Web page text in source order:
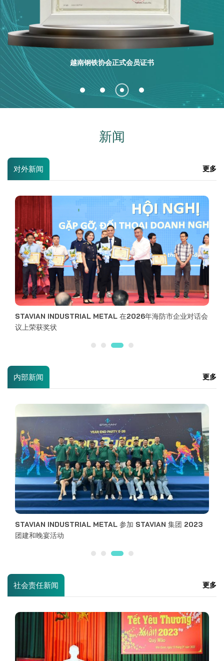
新闻
对外新闻
STAVIAN INDUSTRIAL METAL与CSCEC 2 – TIG国际总承
包联合体签署建设投资合作谅解备忘录
内部新闻 更多
抖动工业金属组织2023年业务总结
社会责任新闻 更多
STAVIAN INDUSTRIAL METAL 组织了 “为爱插上翅膀” 志愿
者活动